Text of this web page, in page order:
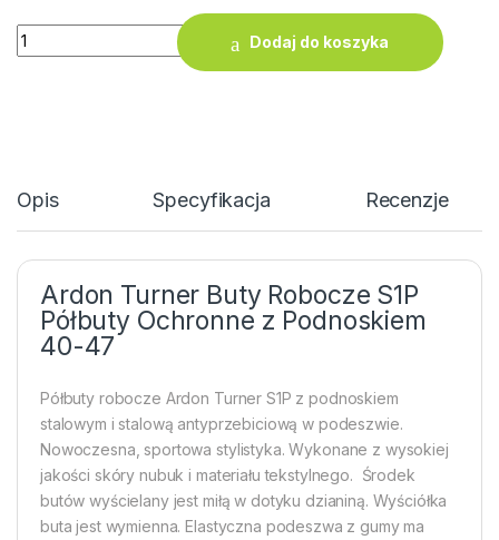
ilość Ardon Turner Buty Robocze S1P Półbuty Ochronne z
Dodaj do koszyka
Opis Specyfikacja Recenzje
Ardon Turner Buty Robocze S1P
Półbuty Ochronne z Podnoskiem
40-47
Półbuty robocze Ardon Turner S1P z podnoskiem
stalowym i stalową antyprzebiciową w podeszwie.
Nowoczesna, sportowa stylistyka. Wykonane z wysokiej
jakości skóry nubuk i materiału tekstylnego. Środek
butów wyścielany jest miłą w dotyku dzianiną. Wyściółka
buta jest wymienna. Elastyczna podeszwa z gumy ma